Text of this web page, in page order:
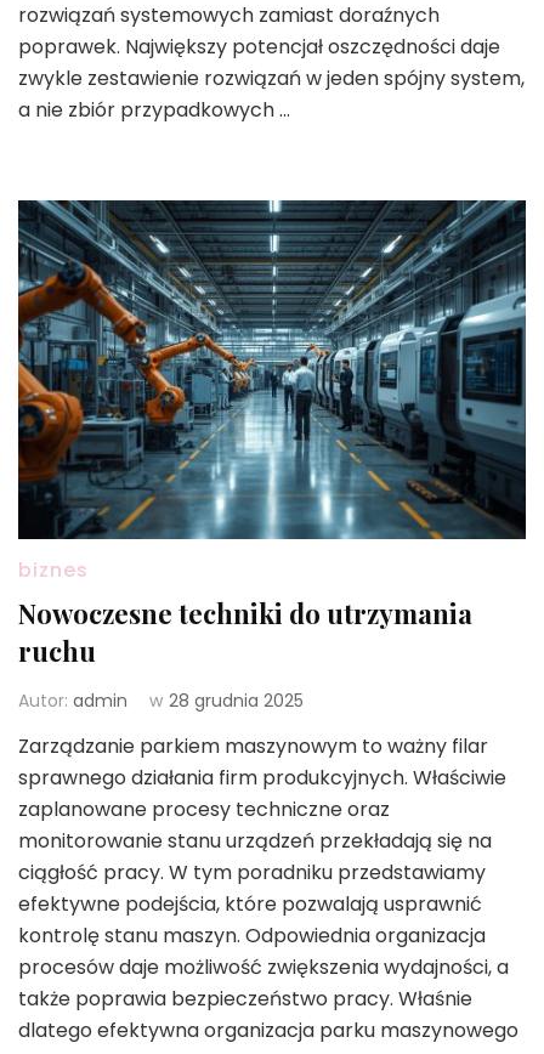
rozwiązań systemowych zamiast doraźnych
poprawek. Największy potencjał oszczędności daje
zwykle zestawienie rozwiązań w jeden spójny system,
a nie zbiór przypadkowych …
biznes
Nowoczesne techniki do utrzymania
ruchu
Autor: admin w 28 grudnia 2025
Zarządzanie parkiem maszynowym to ważny filar
sprawnego działania firm produkcyjnych. Właściwie
zaplanowane procesy techniczne oraz
monitorowanie stanu urządzeń przekładają się na
ciągłość pracy. W tym poradniku przedstawiamy
efektywne podejścia, które pozwalają usprawnić
kontrolę stanu maszyn. Odpowiednia organizacja
procesów daje możliwość zwiększenia wydajności, a
także poprawia bezpieczeństwo pracy. Właśnie
dlatego efektywna organizacja parku maszynowego